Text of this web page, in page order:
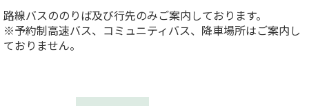
路線バスののりば及び行先のみご案内しております。
※予約制高速バス、コミュニティバス、降車場所はご案内し
ておりません。